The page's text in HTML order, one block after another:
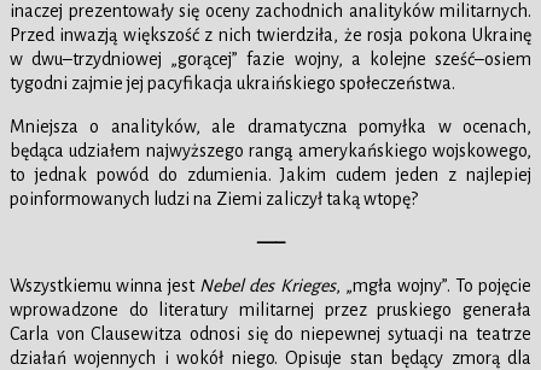
inaczej prezentowały się oceny zachodnich analityków militarnych.
Przed inwazją większość z nich twierdziła, że rosja pokona Ukrainę
w dwu–trzydniowej „gorącej” fazie wojny, a kolejne sześć–osiem
tygodni zajmie jej pacyfikacja ukraińskiego społeczeństwa.
Mniejsza o analityków, ale dramatyczna pomyłka w ocenach,
będąca udziałem najwyższego rangą amerykańskiego wojskowego,
to jednak powód do zdumienia. Jakim cudem jeden z najlepiej
poinformowanych ludzi na Ziemi zaliczył taką wtopę?
—–
Wszystkiemu winna jest Nebel des Krieges, „mgła wojny”. To pojęcie
wprowadzone do literatury militarnej przez pruskiego generała
Carla von Clausewitza odnosi się do niepewnej sytuacji na teatrze
działań wojennych i wokół niego. Opisuje stan będący zmorą dla